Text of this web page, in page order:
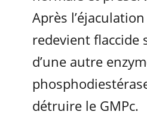
Après
redevient flaccide
d’une autre
détruire le GMPc.